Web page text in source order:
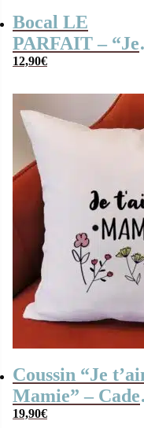
Bocal LE
PARFAIT – “Je
t’aime mamie”
– 150g (5
– 10 caramels)
12,90€
Coussin “Je
Mamie” – Cadeau
Grand-Mère
19,90€